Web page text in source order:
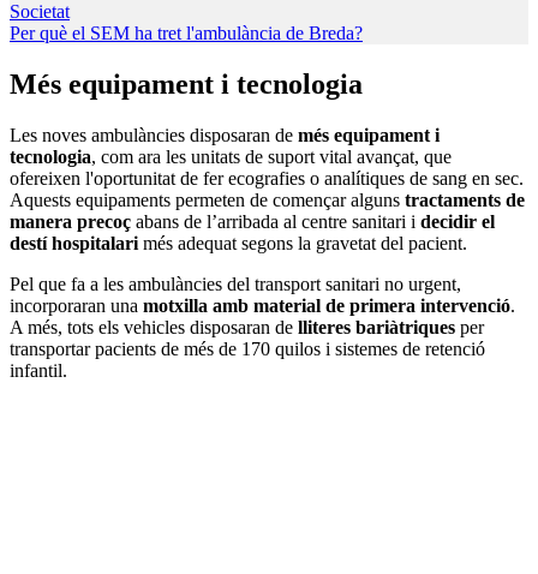
Societat
Per què el SEM ha tret l'ambulància de Breda?
Més equipament i tecnologia
Les noves ambulàncies disposaran de més equipament i
tecnologia, com ara les unitats de suport vital avançat, que
ofereixen l'oportunitat de fer ecografies o analítiques de sang en sec.
Aquests equipaments permeten de començar alguns tractaments de
manera precoç abans de l’arribada al centre sanitari i decidir el
destí hospitalari més adequat segons la gravetat del pacient.
Pel que fa a les ambulàncies del transport sanitari no urgent,
incorporaran una motxilla amb material de primera intervenció.
A més, tots els vehicles disposaran de lliteres bariàtriques per
transportar pacients de més de 170 quilos i sistemes de retenció
infantil.